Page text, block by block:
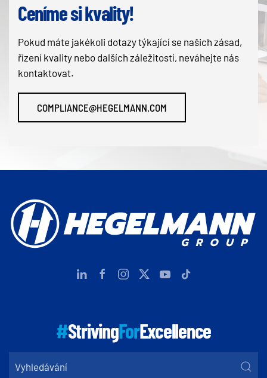
Ceníme si kvality!
Pokud máte jakékoli dotazy týkající se našich zásad,
řízení kvality nebo dalších záležitostí, neváhejte nás
kontaktovat.
COMPLIANCE@HEGELMANN.COM
#StrivingForExcellence